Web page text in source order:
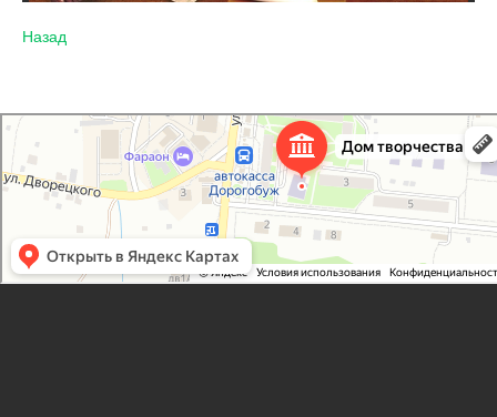
Назад
Дорогобужский дом детского творчества
Дом культуры в Дорогобуже
Дополнительное образование в Дорогобуже